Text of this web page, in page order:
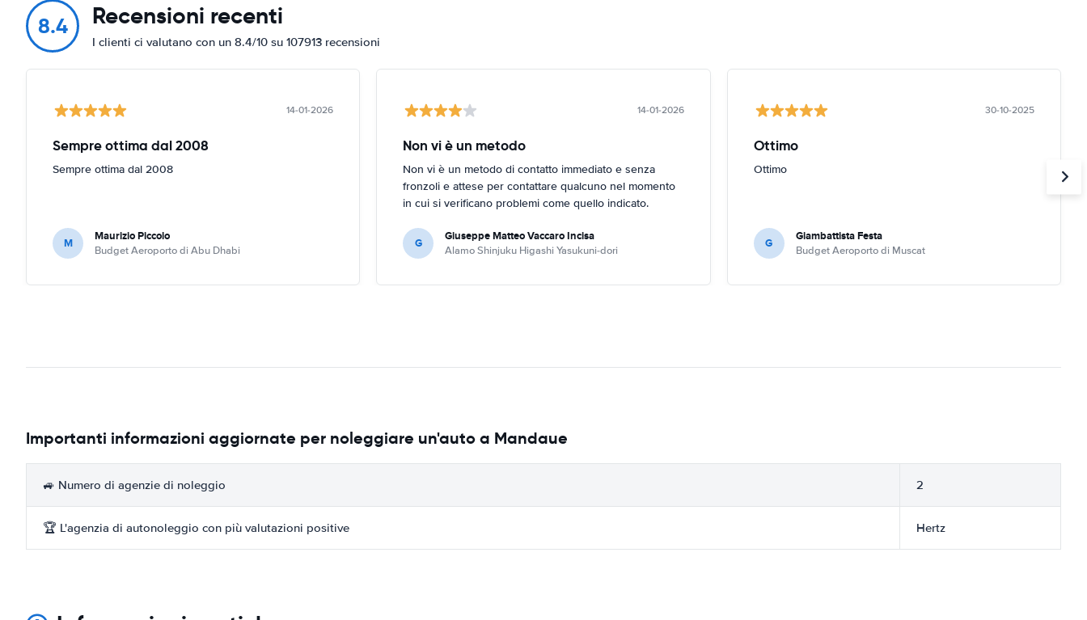
8.4 Recensioni recenti
I clienti ci valutano con un 8.4/10 su 107913 recensioni
14-01-2026
Sempre ottima dal 2008
Sempre ottima dal 2008
M Maurizio Piccolo
Budget Aeroporto di Abu Dhabi
14-01-2026
Non vi è un metodo
Non vi è un metodo di contatto immediato e senza
fronzoli e attese per contattare qualcuno nel momento
in cui si verificano problemi come quello indicato.
G Giuseppe Matteo Vaccaro Incisa
Alamo Shinjuku Higashi Yasukuni-dori
30-10-2025
Ottimo
Ottimo
G Giambattista Festa
Budget Aeroporto di Muscat
Importanti informazioni aggiornate per noleggiare un'auto a Mandaue
🚙 Numero di agenzie di noleggio 2
🏆 L'agenzia di autonoleggio con più valutazioni positive Hertz